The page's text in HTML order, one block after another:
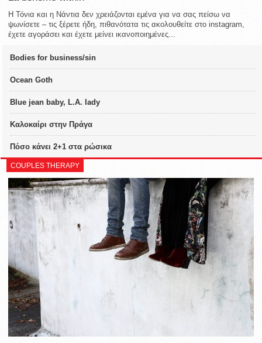
Η Τόνια και η Νάντια δεν χρειάζονται εμένα για να σας πείσω να
ψωνίσετε – τις ξέρετε ήδη, πιθανότατα τις ακολουθείτε στο instagram,
έχετε αγοράσει και έχετε μείνει ικανοποιημένες...
Bodies for business/sin
Ocean Goth
Blue jean baby, L.A. lady
Καλοκαίρι στην Πράγα
Πόσο κάνει 2+1 στα ρώσικα
COUPLES THERAPY